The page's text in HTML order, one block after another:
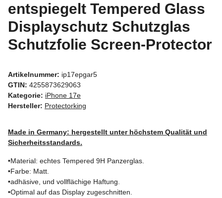
entspiegelt Tempered Glass
Displayschutz Schutzglas
Schutzfolie Screen-Protector
Artikelnummer: ip17epgar5
GTIN: 4255873629063
Kategorie: iPhone 17e
Hersteller: Protectorking
Made in Germany: hergestellt unter höchstem Qualität und
Sicherheitsstandards.
•Material: echtes Tempered 9H Panzerglas.
•Farbe: Matt.
•adhäsive, und vollflächige Haftung.
•Optimal auf das Display zugeschnitten.